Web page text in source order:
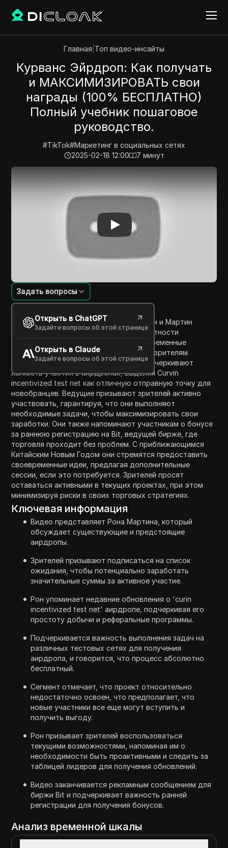
Главная Топ видео-инсайты
Курванс Эйрдроп: Как получать
и МАКСИМИЗИРОВАТЬ свои
награды (100% БЕСПЛАТНО)
Полный учебник пошаговое
руководство.
#TikTok#Маркетинг в социальных сетях
2025-02-18 12:00
7 минут
Play Video:Курванс Эйрдроп: Как получать и
Введение в содержание
Задать вопросы
Открыть в ChatGPT
Задайте вопросы об этой странице
Открыть в Claude
Задайте вопросы об этой странице
В этом эпизоде Alpha Drop ведущие Рон и Мартин
обсуждают различные аирдропы, в частности
обновления по существующим и своевременные
возможности, которые могут принести зрителям
значительные вознаграждения. Они подчеркивают
легкость участия в аирдропах, выделяя Curvin
incentivized test net как отличную отправную точку для
новобранцев. Ведущие призывают зрителей активно
участвовать, гарантируя, что они выполняют
необходимые задачи, чтобы максимизировать свои
заработки. Они также напоминают участникам о бонусе
за раннюю регистрацию на Bit, ведущей бирже, где
торговля проходит без проблем. С приближающимся
Китайским Новым Годом они стремятся предоставить
своевременные идеи, предлагая дополнительные
сессии, если это потребуется. Зрителей просят
оставаться активными в текущих проектах, при этом
минимизируя риски в своих торговых стратегиях.
Ключевая информация
Видео представляет Рона Мартина, который
обсуждает существующие и предстоящие
аирдропы.
Зрителей призывают подписаться на список
ожидания, чтобы потенциально заработать
значительные суммы за активное участие.
Рон упоминает недавние обновления о 'curin
incentivized test net' аирдропе, подчеркивая его
простоту добычи и реферальные программы.
Подчеркивается важность выполнения задач на
различных тестовых сетях для получения
аирдропа, и говорится, что процесс абсолютно
бесплатный.
Сегмент отмечает, что проект относительно
недостаточно освоен, что предполагает, что
новые участники все еще могут вступить и
получить выгоду.
Рон призывает зрителей воспользоваться
текущими возможностями, напоминая им о
необходимости быть проактивными и следить за
таблицей лидеров для получения обновлений.
Видео заканчивается рекламным сообщением для
биржи Bit и подчеркивает важность ранней
регистрации для получения бонусов.
Анализ временной шкалы